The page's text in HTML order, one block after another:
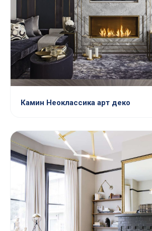
Камин Неоклассика арт деко